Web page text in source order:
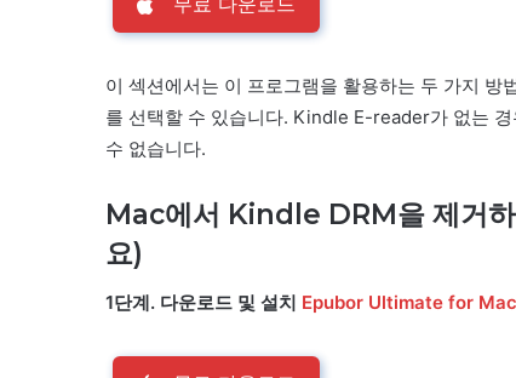
이 섹션에서는 이 프로그램을 활용하는 두 가지
를 선택할 수 있습니다. Kindle E-reader가 없는
수 없습니다.
Mac에서 Kindle DRM을 제거
요)
1단계. 다운로드 및 설치 Epubor Ultimate for